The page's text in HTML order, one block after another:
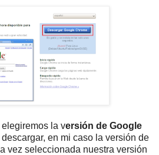
la versión de Google
en mi caso la versión de
vez seleccionada nuestra versión